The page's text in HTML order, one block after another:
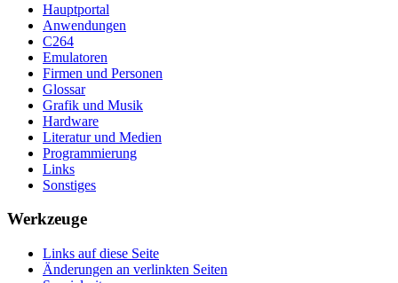
Hauptportal
Anwendungen
C264
Emulatoren
Firmen und Personen
Glossar
Grafik und Musik
Hardware
Literatur und Medien
Programmierung
Links
Sonstiges
Werkzeuge
Links auf diese Seite
Änderungen an verlinkten Seiten